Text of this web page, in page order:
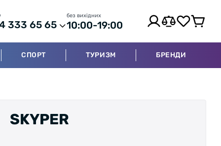
333 65 65
без вихідних
10:00-19:00
СПОРТ ТУРИЗМ БРЕНДИ
SKYPER